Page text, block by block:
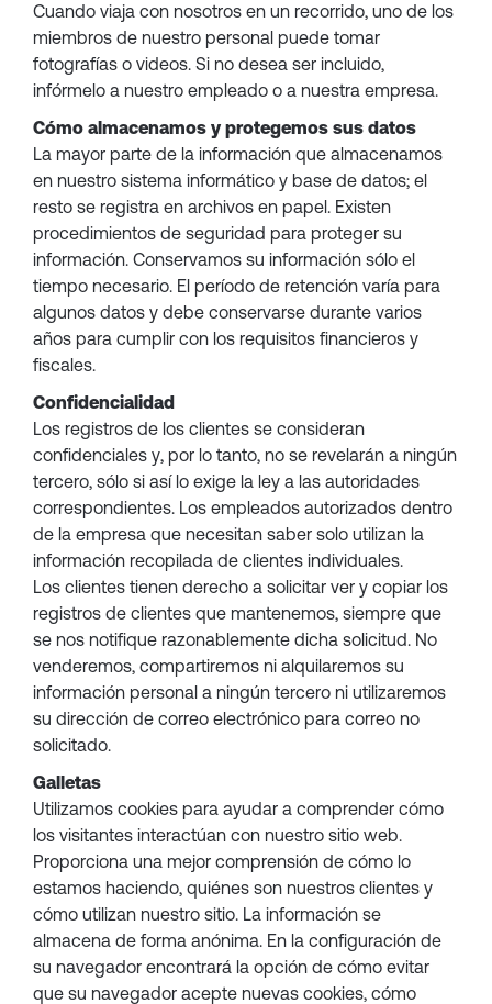
Cuando viaja con nosotros en un recorrido, uno de los
miembros de nuestro personal puede tomar
fotografías o videos. Si no desea ser incluido,
infórmelo a nuestro empleado o a nuestra empresa.
Cómo almacenamos y protegemos sus datos
La mayor parte de la información que almacenamos
en nuestro sistema informático y base de datos; el
resto se registra en archivos en papel. Existen
procedimientos de seguridad para proteger su
información. Conservamos su información sólo el
tiempo necesario. El período de retención varía para
algunos datos y debe conservarse durante varios
años para cumplir con los requisitos financieros y
fiscales.
Confidencialidad
Los registros de los clientes se consideran
confidenciales y, por lo tanto, no se revelarán a ningún
tercero, sólo si así lo exige la ley a las autoridades
correspondientes. Los empleados autorizados dentro
de la empresa que necesitan saber solo utilizan la
información recopilada de clientes individuales.
Los clientes tienen derecho a solicitar ver y copiar los
registros de clientes que mantenemos, siempre que
se nos notifique razonablemente dicha solicitud. No
venderemos, compartiremos ni alquilaremos su
información personal a ningún tercero ni utilizaremos
su dirección de correo electrónico para correo no
solicitado.
Galletas
Utilizamos cookies para ayudar a comprender cómo
los visitantes interactúan con nuestro sitio web.
Proporciona una mejor comprensión de cómo lo
estamos haciendo, quiénes son nuestros clientes y
cómo utilizan nuestro sitio. La información se
almacena de forma anónima. En la configuración de
su navegador encontrará la opción de cómo evitar
que su navegador acepte nuevas cookies, cómo